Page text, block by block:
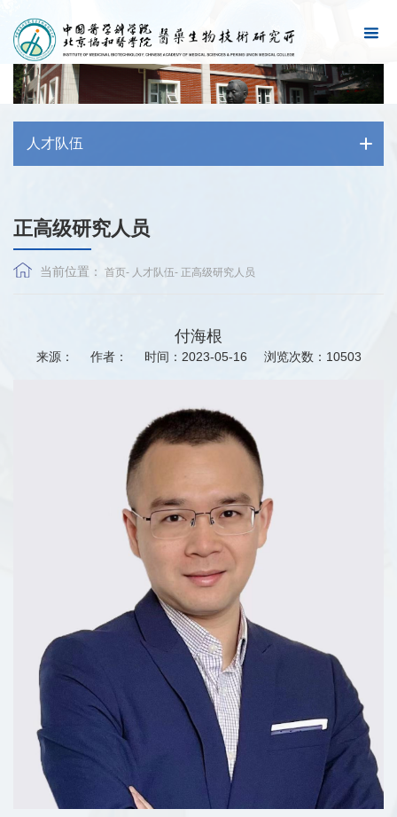
人才队伍
正高级研究人员
当前位置： 首页- 人才队伍- 正高级研究人员
付海根
来源： 作者： 时间：2023-05-16 浏览次数： 10503